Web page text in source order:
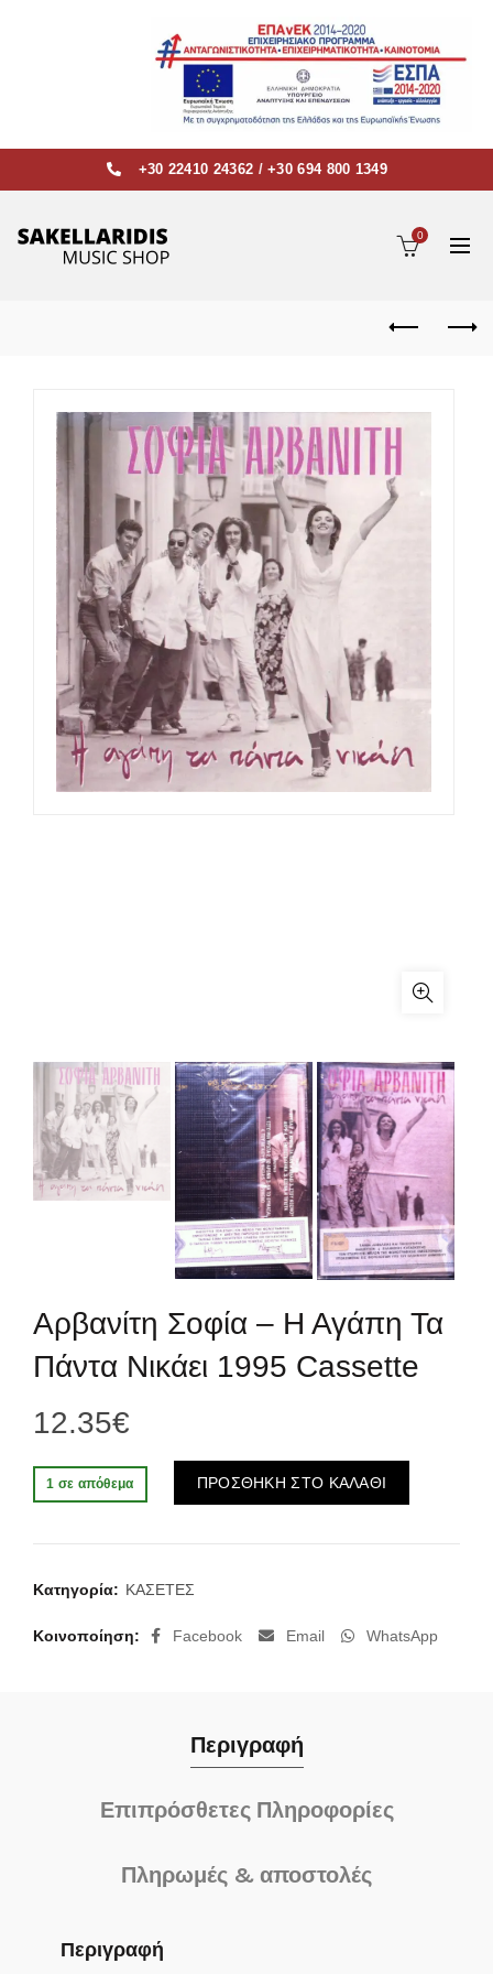
+30 22410 24362 /+30 694 800 1349
0
Αρβανίτη Σοφία – Η Αγάπη Τα
Πάντα Νικάει 1995 Cassette
12.35€
1 σε απόθεμα ΠΡΟΣΘΗΚΗ ΣΤΟ ΚΑΛΑΘΙ
Κατηγορία: ΚΑΣΕΤΕΣ
Κοινοποίηση Facebook Email WhatsApp
Περιγραφή
Επιπρόσθετες Πληροφορίες
Πληρωμές & αποστολές
Περιγραφή